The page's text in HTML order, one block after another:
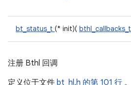
bt_status_t (* init)( bthl_callbacks_t
注册 Bthl 回调
定义位于文件 bt_hl.h 的第 101 行 。